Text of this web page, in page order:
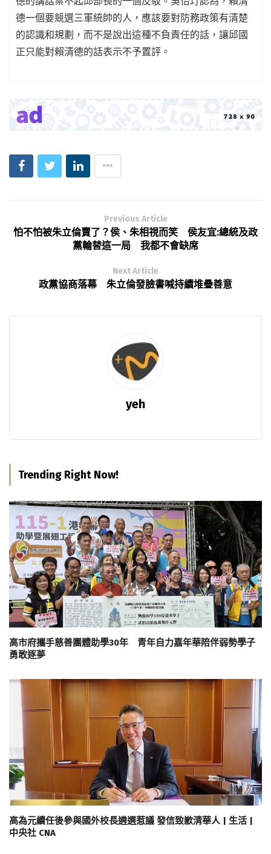
德一個要競選三軍統帥的人，應該要對防務政策有清楚
的認識和規劃，而不是說出這種不負責任的話，讓邱國
正只能對賴清德的話表示不予置評。
Previous Article
怕不怕被朱立倫賣了？侯、朱相視而笑 侯友宜:總統及政
黨輪替這一局 我都不會缺席
Next Article
政黨協商落幕 朱立倫發臉書喊持續堆疊善意
yeh
Trending Right Now!
高市府攜手慈善團體助學30年 青年自力嘉年華陪伴弱勢學子
勇敢逐夢
高為元續任後參與國外校長遴選惹議 發信致歉清華人 | 生活 |
中央社 CNA